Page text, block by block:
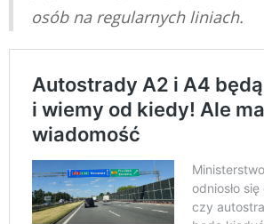
osób na regularnych liniach.